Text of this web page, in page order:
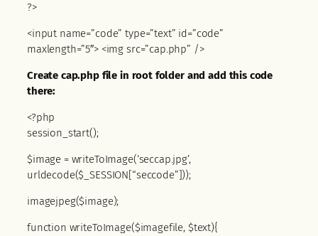
?>
<input name=”code” type=”text” id=”code”
maxlength=”5″> <img src=”cap.php” />
Create cap.php file in root folder and add this code
there:
<?php
session_start();
$image = writeToImage(‘seccap.jpg’,
urldecode($_SESSION[“seccode”]));
imagejpeg($image);
function writeToImage($imagefile, $text){